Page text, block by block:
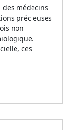
des médecins
précieuses
non
ces